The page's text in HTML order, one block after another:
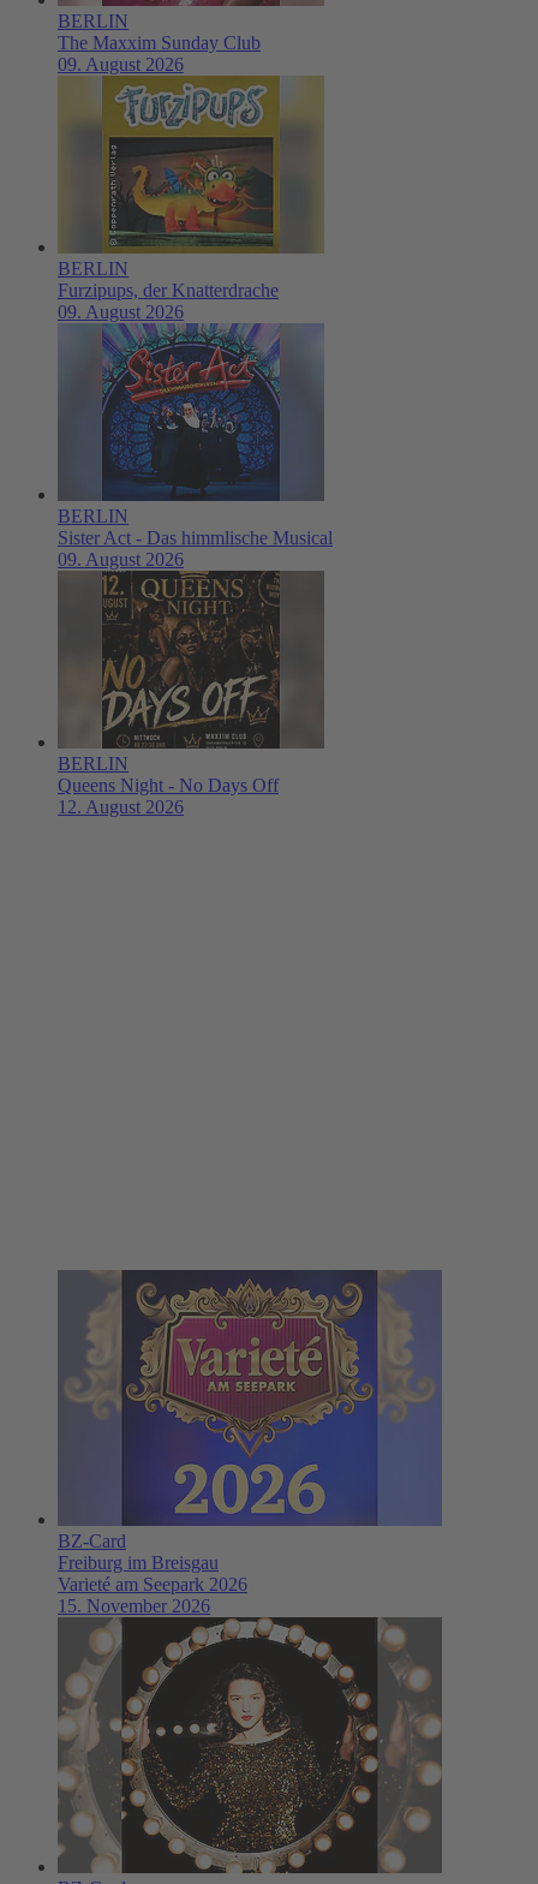
BERLIN
The Maxxim Sunday Club
09. August 2026
BERLIN
Furzipups, der Knatterdrache
09. August 2026
BERLIN
Sister Act - Das himmlische Musical
09. August 2026
BERLIN
Queens Night - No Days Off
12. August 2026
BZ-Card
Freiburg im Breisgau
Varieté am Seepark 2026
15. November 2026